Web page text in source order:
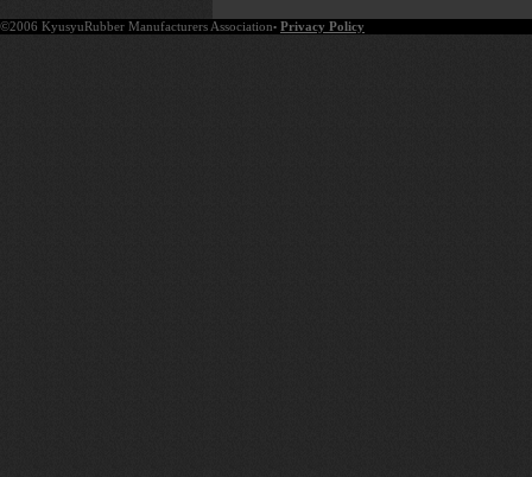
©2006 KyusyuRubber Manufacturers Association• Privacy Policy